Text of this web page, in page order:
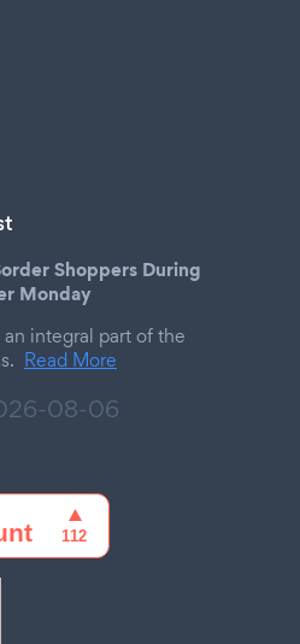
Shoppers During
Monday
integral part of the
Read More
08-06